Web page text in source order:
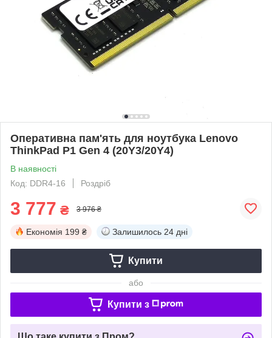
Оперативна пам'ять для ноутбука Lenovo
ThinkPad P1 Gen 4 (20Y3/20Y4)
В наявності
Код: DDR4-16
Роздріб
3 777 ₴ 3 976 ₴
Економія 199 ₴ Залишилось 24 дні
Купити
або
Купити з